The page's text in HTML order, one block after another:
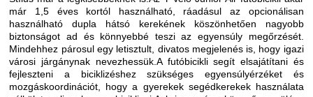
már 1,5 éves kortól használható, ráadásul az opcionálisan
használható dupla hátsó kerekének köszönhetően nagyobb
biztonságot ad és könnyebbé teszi az egyensúly megőrzését.
Mindehhez párosul egy letisztult, divatos megjelenés is, hogy igazi
városi járgánynak nevezhessük.A futóbicikli segít elsajátítani és
fejleszteni a biciklizéshez szükséges egyensúlyérzéket és
mozgáskoordinációt, hogy a gyerekek segédkerekek használata